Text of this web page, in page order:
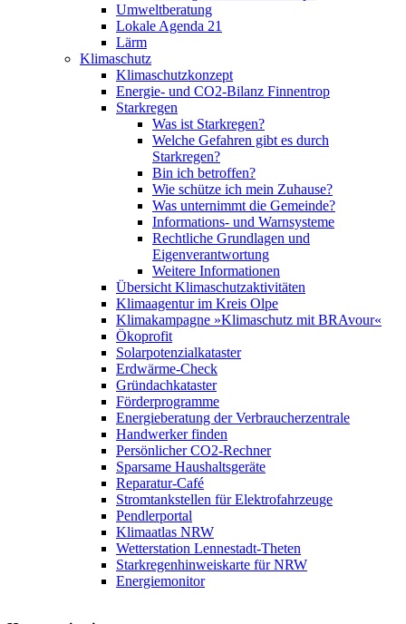
Umweltberatung
Lokale Agenda 21
Lärm
Klimaschutz
Klimaschutzkonzept
Energie- und CO2-Bilanz Finnentrop
Starkregen
Was ist Starkregen?
Welche Gefahren gibt es durch
Starkregen?
Bin ich betroffen?
Wie schütze ich mein Zuhause?
Was unternimmt die Gemeinde?
Informations- und Warnsysteme
Rechtliche Grundlagen und
Eigenverantwortung
Weitere Informationen
Übersicht Klimaschutzaktivitäten
Klimaagentur im Kreis Olpe
Klimakampagne »Klimaschutz mit BRAvour«
Ökoprofit
Solarpotenzialkataster
Erdwärme-Check
Gründachkataster
Förderprogramme
Energieberatung der Verbraucherzentrale
Handwerker finden
Persönlicher CO2-Rechner
Sparsame Haushaltsgeräte
Reparatur-Café
Stromtankstellen für Elektrofahrzeuge
Pendlerportal
Klimaatlas NRW
Wetterstation Lennestadt-Theten
Starkregenhinweiskarte für NRW
Energiemonitor